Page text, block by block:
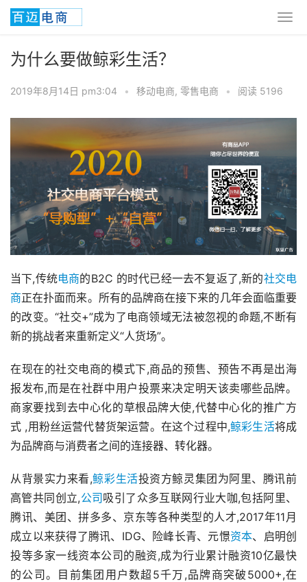
为什么要做鲸彩生活？
2019年8月14日 pm3:04 • 移动电商, 零售电商 • 阅读 5196
当下,传统电商的B2C 的时代已经一去不复返了,新的社交电
商正在扑面而来。所有的品牌商在接下来的几年会面临重要
的改变。“社交+”成为了电商领域无法被忽视的命题,不断有
新的挑战者来重新定义“人货场”。
在现在的社交电商的模式下,商品的预售、预告不再是出海
报发布,而是在社群中用户投票来决定明天该卖哪些品牌。
商家要找到去中心化的草根品牌大使,代替中心化的推广方
式 ,用粉丝运营代替货架运营。在这个过程中,鲸彩生活将成
为品牌商与消费者之间的连接器、转化器。
从背景实力来看,鲸彩生活投资方鲸灵集团为阿里、腾讯前
高管共同创立,公司吸引了众多互联网行业大咖,包括阿里、
腾讯、美团、拼多多、京东等各种类型的人才,2017年11月
成立以来获得了腾讯、IDG、险峰长青、元憬资本、启明创
投等多家一线资本公司的融资,成为行业累计融资10亿最快
的公司。目前集团用户数超5千万,品牌商突破5000+,在